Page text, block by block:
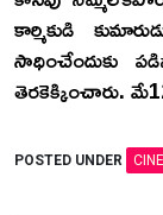
కార్మికుడి
సాధించేందుకు
తెరకెక్కించారు.
POSTED UNDER